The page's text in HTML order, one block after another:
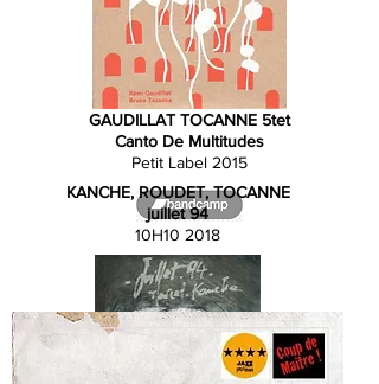
GAUDILLAT TOCANNE 5tet
Canto De Multitudes
Petit Label 2015
KANCHE, ROUDET, TOCANNE
juillet 94
10H10 2018